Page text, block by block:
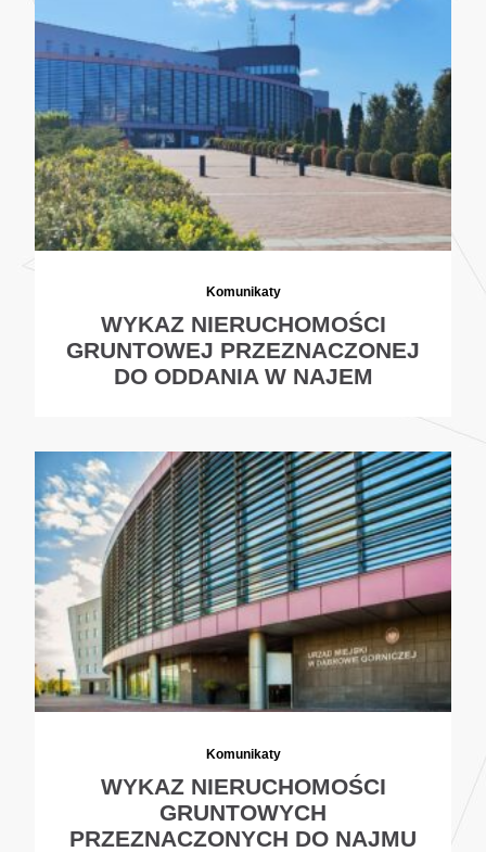
Komunikaty
WYKAZ NIERUCHOMOŚCI
GRUNTOWEJ PRZEZNACZONEJ
DO ODDANIA W NAJEM
Komunikaty
WYKAZ NIERUCHOMOŚCI
GRUNTOWYCH
PRZEZNACZONYCH DO NAJMU